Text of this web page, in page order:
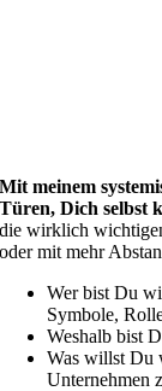
Mit meinem
Türen, Dich selbst
die wirklich
oder mit mehr
Wer bist Du
Symbole,
Weshalb bist
Was willst Du
Unternehmen